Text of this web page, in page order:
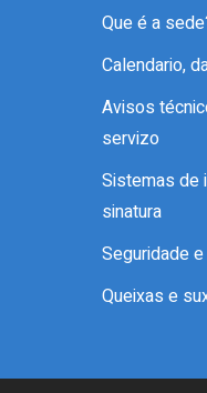
Que é a
Calendario,
Avisos
servizo
Sistemas de
sinatura
Seguridade
Queixas e